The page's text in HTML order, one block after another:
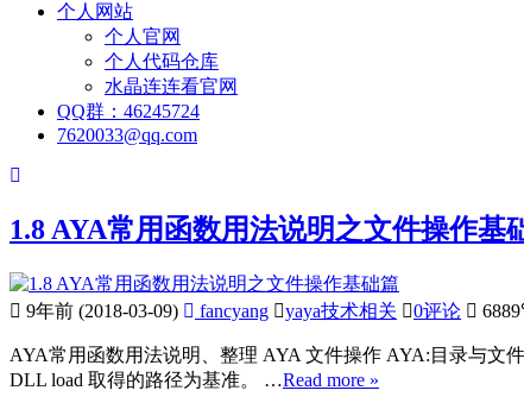
个人网站
个人官网
个人代码仓库
水晶连连看官网
QQ群：46245724
7620033@qq.com
1.8 AYA常用函数用法说明之文件操作基
9年前 (2018-03-09) fancyang yaya技术相关 0评论
AYA常用函数用法说明、整理 AYA 文件操作 AYA:目录与文
DLL load 取得的路径为基准。 …Read more »